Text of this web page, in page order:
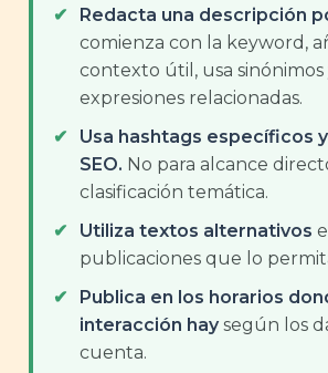
Redacta una descripción
comienza con la keyword,
contexto útil, usa sinónimos
expresiones relacionadas.
Usa hashtags específicos
SEO. No para alcance
clasificación temática.
Utiliza textos alternativos
publicaciones que lo
Publica en los horarios
interacción hay según los
cuenta.